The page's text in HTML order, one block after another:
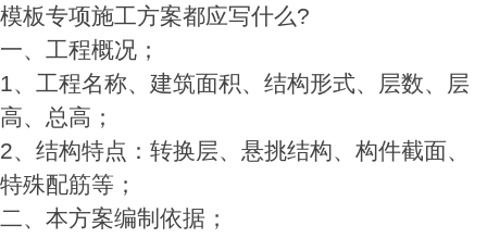
模板专项施工方案都应写什么?
一、工程概况；
1、工程名称、建筑面积、结构形式、层数、层
高、总高；
2、结构特点：转换层、悬挑结构、构件截面、
特殊配筋等；
二、本方案编制依据；